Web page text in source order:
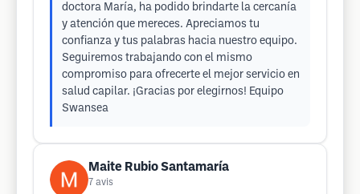
doctora María, ha podido brindarte la cercanía
y atención que mereces. Apreciamos tu
confianza y tus palabras hacia nuestro equipo.
Seguiremos trabajando con el mismo
compromiso para ofrecerte el mejor servicio en
salud capilar. ¡Gracias por elegirnos! Equipo
Swansea
Maite Rubio Santamaría
7 avis